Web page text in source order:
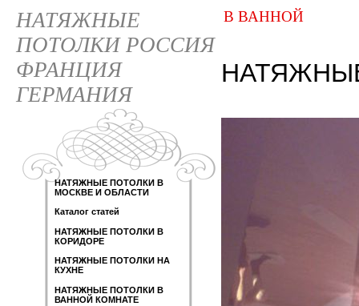
НАТЯЖНЫЕ
ПОТОЛКИ РОССИЯ
ФРАНЦИЯ
ГЕРМАНИЯ
НАТЯЖНЫЕ ПОТОЛКИ В
МОСКВЕ И ОБЛАСТИ
Каталог статей
НАТЯЖНЫЕ ПОТОЛКИ В
КОРИДОРЕ
НАТЯЖНЫЕ ПОТОЛКИ НА
КУХНЕ
НАТЯЖНЫЕ ПОТОЛКИ В
ВАННОЙ КОМНАТЕ
В ВАННОЙ